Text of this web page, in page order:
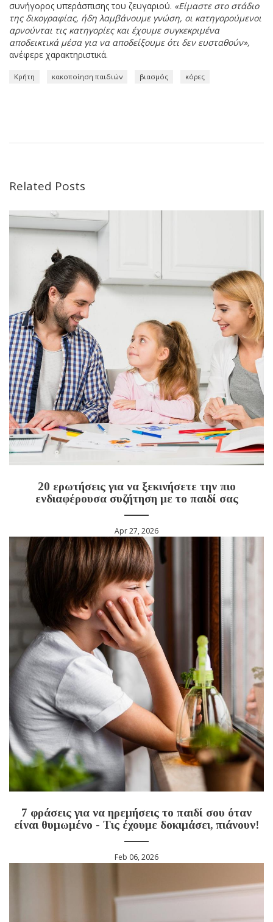
συνήγορος υπεράσπισης του ζευγαριού. «Είμαστε στο στάδιο
της δικογραφίας, ήδη λαμβάνουμε γνώση, οι κατηγορούμενοι
αρνούνται τις κατηγορίες και έχουμε συγκεκριμένα
αποδεικτικά μέσα για να αποδείξουμε ότι δεν ευσταθούν»,
ανέφερε χαρακτηριστικά.
Κρήτη κακοποίηση παιδιών βιασμός κόρες
Related Posts
20 ερωτήσεις για να ξεκινήσετε την πιο
ενδιαφέρουσα συζήτηση με το παιδί σας
Apr 27, 2026
7 φράσεις για να ηρεμήσεις το παιδί σου όταν
είναι θυμωμένο - Τις έχουμε δοκιμάσει, πιάνουν!
Feb 06, 2026